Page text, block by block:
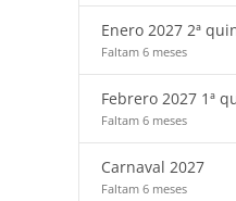
Enero 2027 2ª
Faltam 6 meses
Febrero 2027 1ª
Faltam 6 meses
Carnaval 2027
Faltam 6 meses